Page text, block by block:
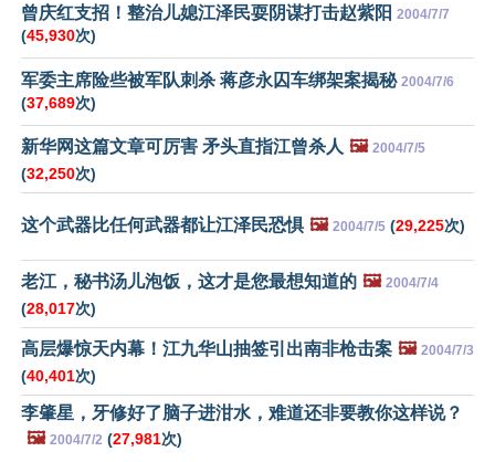
曾庆红支招！整治儿媳江泽民耍阴谋打击赵紫阳 2004/7/7
(45,930次)
军委主席险些被军队刺杀 蒋彦永囚车绑架案揭秘 2004/7/6
(37,689次)
新华网这篇文章可厉害 矛头直指江曾杀人 🖼️ 2004/7/5
(32,250次)
这个武器比任何武器都让江泽民恐惧 🖼️ 2004/7/5 (29,225次)
老江，秘书汤儿泡饭，这才是您最想知道的 🖼️ 2004/7/4
(28,017次)
高层爆惊天内幕！江九华山抽签引出南非枪击案 🖼️ 2004/7/3
(40,401次)
李肇星，牙修好了脑子进泔水，难道还非要教你这样说？
🖼️ 2004/7/2 (27,981次)